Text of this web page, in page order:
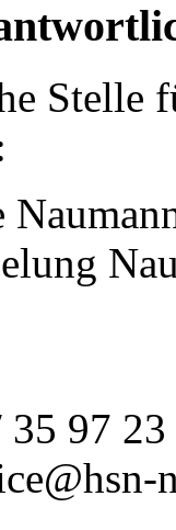
Stelle
97 23